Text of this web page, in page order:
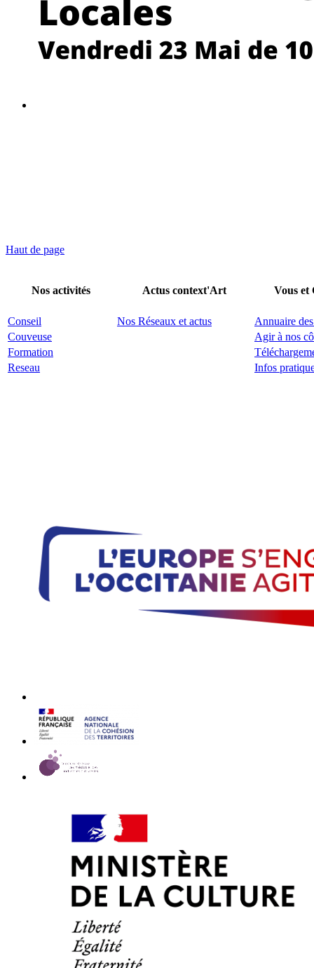
Haut de page
Nos activités Actus context'Art Vous
Conseil Nos Réseaux et actus
Annuaire
Couveuse
Agir à nos
Formation
Reseau
Infos